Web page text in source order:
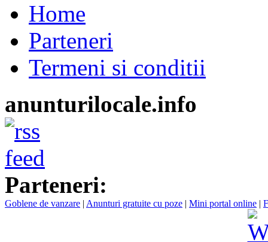
Home
Parteneri
Termeni si conditii
anunturilocale.info
Parteneri:
Goblene de vanzare | Anunturi gratuite cu poze | Mini portal online |